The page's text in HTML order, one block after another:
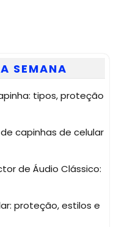
SEMANA
tipos, proteção
capinhas de celular
de Áudio Clássico:
proteção, estilos e